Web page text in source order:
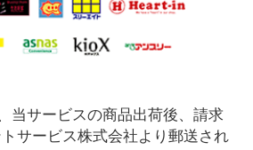
当サービスの商品出荷後、請求
サービス株式会社より郵送され